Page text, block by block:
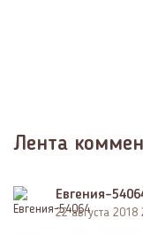
Лента
Евгения-
22 августа 2018